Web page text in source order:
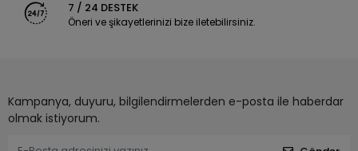
7 / 24 DESTEK
Öneri ve şikayetlerinizi bize iletebilirsiniz.
Kampanya, duyuru, bilgilendirmelerden e-posta ile haberdar
olmak istiyorum.